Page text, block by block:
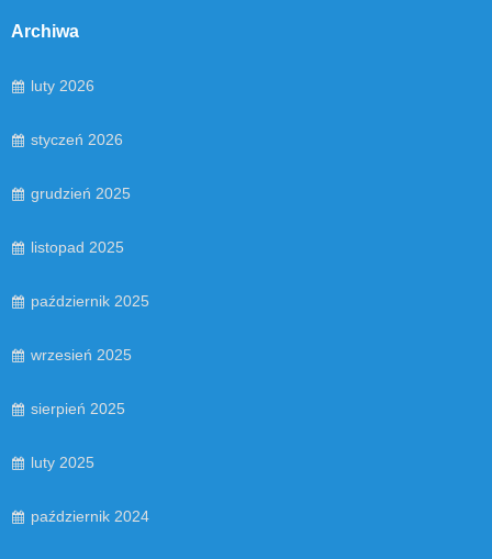
Archiwa
luty 2026
styczeń 2026
grudzień 2025
listopad 2025
październik 2025
wrzesień 2025
sierpień 2025
luty 2025
październik 2024